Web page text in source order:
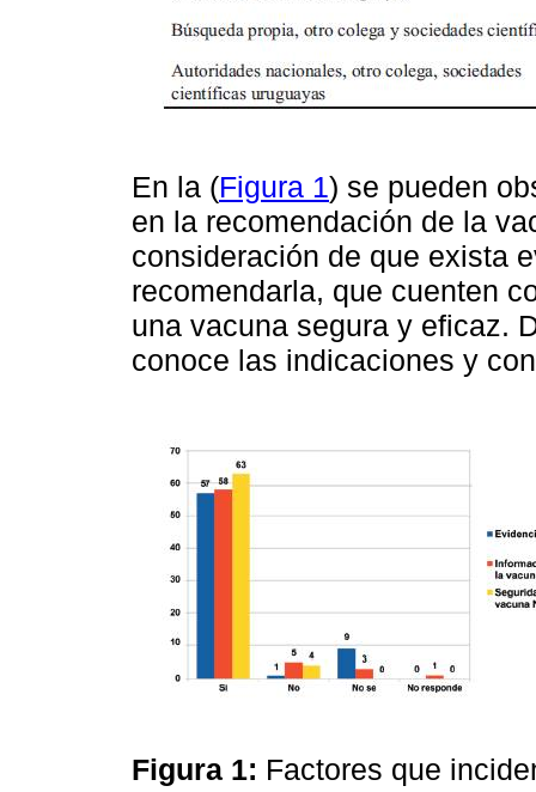
En la (Figura 1) se pueden
en la recomendación de la
consideración de que exista
recomendarla, que cuenten
una vacuna segura y eficaz.
conoce las indicaciones y
Figura 1: Factores que